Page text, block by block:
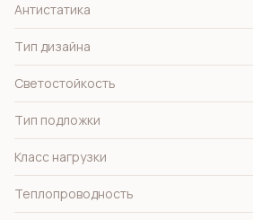
Антистатика
Тип дизайна
Светостойкость
Тип подложки
Класс нагрузки
Теплопроводность